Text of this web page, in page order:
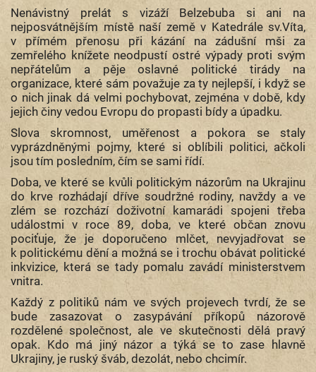
Nenávistný prelát s vizáží Belzebuba si ani na
nejposvátnějším místě naší země v Katedrále sv.Víta,
v přímém přenosu při kázání na zádušní mši za
zemřelého knížete neodpustí ostré výpady proti svým
nepřátelům a pěje oslavné politické tirády na
organizace, které sám považuje za ty nejlepší, i když se
o nich jinak dá velmi pochybovat, zejména v době, kdy
jejich činy vedou Evropu do propasti bídy a úpadku.
Slova skromnost, uměřenost a pokora se staly
vyprázdněnými pojmy, které si oblíbili politici, ačkoli
jsou tím posledním, čím se sami řídí.
Doba, ve které se kvůli politickým názorům na Ukrajinu
do krve rozhádají dříve soudržné rodiny, navždy a ve
zlém se rozchází doživotní kamarádi spojeni třeba
událostmi v roce 89, doba, ve které občan znovu
pociťuje, že je doporučeno mlčet, nevyjadřovat se
k politickému dění a možná se i trochu obávat politické
inkvizice, která se tady pomalu zavádí ministerstvem
vnitra.
Každý z politiků nám ve svých projevech tvrdí, že se
bude zasazovat o zasypávání příkopů názorově
rozdělené společnost, ale ve skutečnosti dělá pravý
opak. Kdo má jiný názor a týká se to zase hlavně
Ukrajiny, je ruský šváb, dezolát, nebo chcimír.